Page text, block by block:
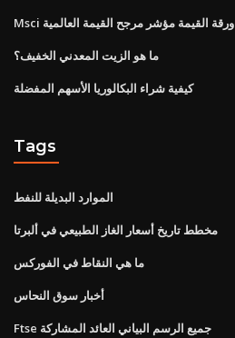
Msci ورقة القيمة مؤشر مرجح القيمة العالمية
ما هو الزيت المعدني الخفيف؟
كيفية شراء البكالوريا الأسهم المفضلة
Tags
الموارد البديلة للنفط
مخطط تاريخ أسعار الغاز الطبيعي في ألبرتا
ما هي النقاط في الفوركس
أخبار سوق النحاس
Ftse جميع الرسم البياني العائد المشاركة